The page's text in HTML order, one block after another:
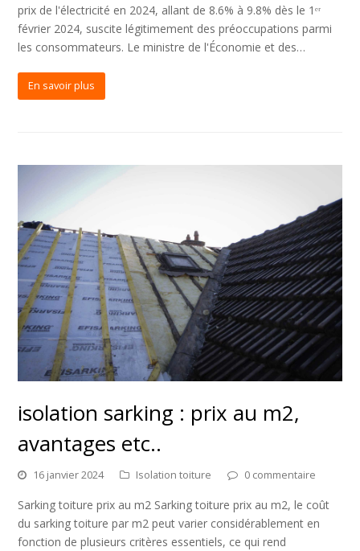
prix de l'électricité en 2024, allant de 8.6% à 9.8% dès le 1ᵉʳ
février 2024, suscite légitimement des préoccupations parmi
les consommateurs. Le ministre de l'Économie et des…
En savoir plus
isolation sarking : prix au m2,
avantages etc..
16 janvier 2024 Isolation toiture 0 commentaire
Sarking toiture prix au m2 Sarking toiture prix au m2, le coût
du sarking toiture par m2 peut varier considérablement en
fonction de plusieurs critères essentiels, ce qui rend